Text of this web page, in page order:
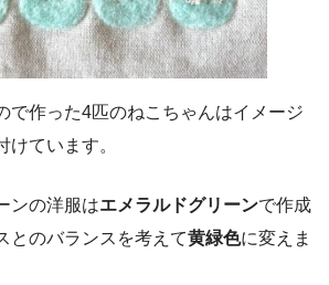
で作った4匹のねこちゃんはイメージ
けています。
ンの洋服はエメラルドグリーンで作成
とのバランスを考えて黄緑色に変えま